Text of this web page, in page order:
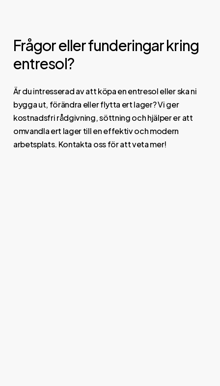
Frågor eller funderingar kring
entresol?
Är du intresserad av att köpa en entresol eller ska ni
bygga ut, förändra eller flytta ert lager? Vi ger
kostnadsfri rådgivning, söttning och hjälper er att
omvandla ert lager till en effektiv och modern
arbetsplats. Kontakta oss för att veta mer!